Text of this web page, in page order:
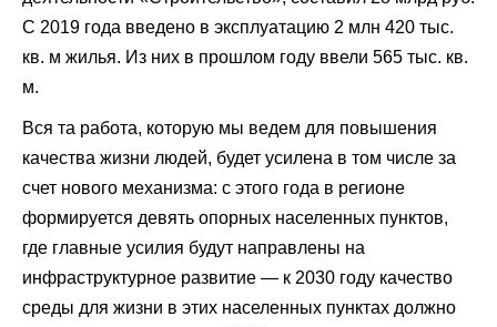
С 2019 года введено в эксплуатацию 2 млн 420 тыс.
кв. м жилья. Из них в прошлом году ввели 565 тыс. кв.
м.
Вся та работа, которую мы ведем для повышения
качества жизни людей, будет усилена в том числе за
счет нового механизма: с этого года в регионе
формируется девять опорных населенных пунктов,
где главные усилия будут направлены на
инфраструктурное развитие — к 2030 году качество
среды для жизни в этих населенных пунктах должно